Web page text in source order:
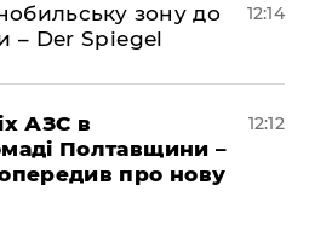
зону до
– Der Spiegel
12:14
АЗС в
Полтавщини –
про нову
12:12